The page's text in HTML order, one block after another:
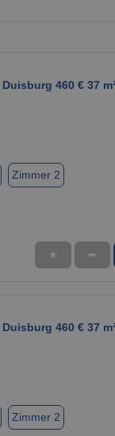
460 € 37
Zimmer 2
★ ➦
460 € 37
Zimmer 2